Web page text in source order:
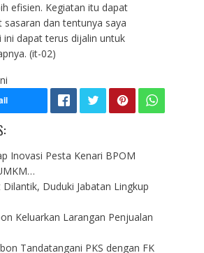
efisien. Kegiatan itu dapat
dan tentunya saya
ini dapat terus dijalin untuk
(it-02)
Inovasi Pesta Kenari BPOM
Duduki Jabatan Lingkup
Keluarkan Larangan Penjualan
Tandatangani PKS dengan FK